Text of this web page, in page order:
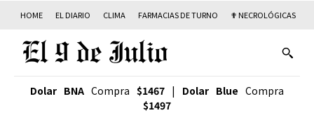
HOME EL DIARIO CLIMA FARMACIAS DE TURNO ✟ NECROLÓGICAS
Dolar BNA Compra $1467 | Dolar Blue Compra
$1497